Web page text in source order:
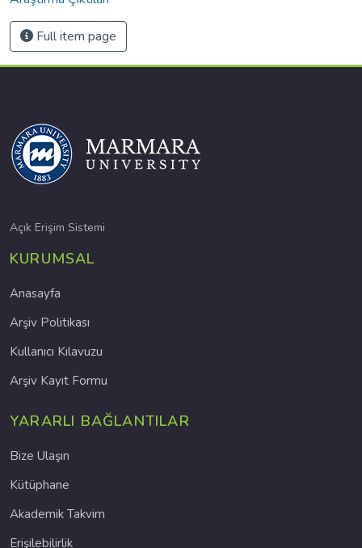
Full item page
Açık Erişim Sistemi
KURUMSAL
Anasayfa
Arşiv Politikası
Kullanıcı Kılavuzu
Arşiv Kayıt Formu
YARARLI BAĞLANTILAR
Bize Ulaşın
Kütüphane
Akademik Takvim
Erişilebilirlik